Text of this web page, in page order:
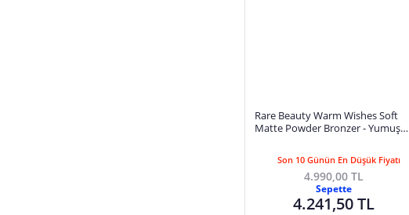
Rare Beauty Warm Wishes Soft
Matte Powder Bronzer - Yumuşak
Son 10 Günün En Düşük Fiyatı
4.990,00 TL
Sepette
4.241,50 TL